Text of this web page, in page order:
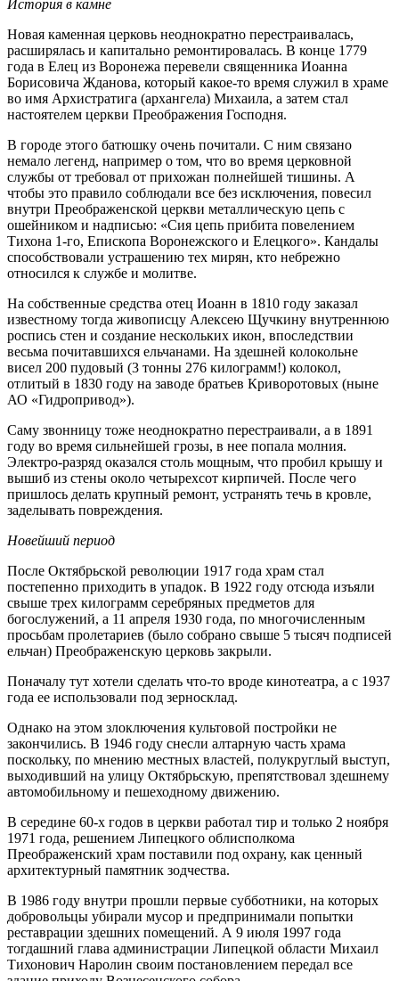
История в камне
Новая каменная церковь неоднократно перестраивалась,
расширялась и капитально ремонтировалась. В конце 1779
года в Елец из Воронежа перевели священника Иоанна
Борисовича Жданова, который какое-то время служил в храме
во имя Архистратига (архангела) Михаила, а затем стал
настоятелем церкви Преображения Господня.
В городе этого батюшку очень почитали. С ним связано
немало легенд, например о том, что во время церковной
службы от требовал от прихожан полнейшей тишины. А
чтобы это правило соблюдали все без исключения, повесил
внутри Преображенской церкви металлическую цепь с
ошейником и надписью: «Сия цепь прибита повелением
Тихона 1-го, Епископа Воронежского и Елецкого». Кандалы
способствовали устрашению тех мирян, кто небрежно
относился к службе и молитве.
На собственные средства отец Иоанн в 1810 году заказал
известному тогда живописцу Алексею Щучкину внутреннюю
роспись стен и создание нескольких икон, впоследствии
весьма почитавшихся ельчанами. На здешней колокольне
висел 200 пудовый (3 тонны 276 килограмм!) колокол,
отлитый в 1830 году на заводе братьев Криворотовых (ныне
АО «Гидропривод»).
Саму звонницу тоже неоднократно перестраивали, а в 1891
году во время сильнейшей грозы, в нее попала молния.
Электро-разряд оказался столь мощным, что пробил крышу и
вышиб из стены около четырехсот кирпичей. После чего
пришлось делать крупный ремонт, устранять течь в кровле,
заделывать повреждения.
Новейший период
После Октябрьской революции 1917 года храм стал
постепенно приходить в упадок. В 1922 году отсюда изъяли
свыше трех килограмм серебряных предметов для
богослужений, а 11 апреля 1930 года, по многочисленным
просьбам пролетариев (было собрано свыше 5 тысяч подписей
ельчан) Преображенскую церковь закрыли.
Поначалу тут хотели сделать что-то вроде кинотеатра, а с 1937
года ее использовали под зерносклад.
Однако на этом злоключения культовой постройки не
закончились. В 1946 году снесли алтарную часть храма
поскольку, по мнению местных властей, полукруглый выступ,
выходивший на улицу Октябрьскую, препятствовал здешнему
автомобильному и пешеходному движению.
В середине 60-х годов в церкви работал тир и только 2 ноября
1971 года, решением Липецкого облисполкома
Преображенский храм поставили под охрану, как ценный
архитектурный памятник зодчества.
В 1986 году внутри прошли первые субботники, на которых
добровольцы убирали мусор и предпринимали попытки
реставрации здешних помещений. А 9 июля 1997 года
тогдашний глава администрации Липецкой области Михаил
Тихонович Наролин своим постановлением передал все